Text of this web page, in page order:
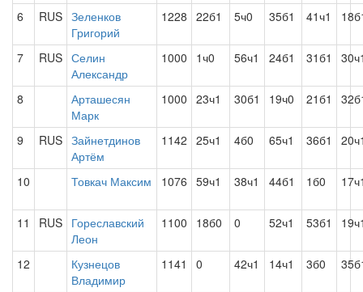
6 RUS Зеленков
Григорий
1228 22б1 5ч0 35б1 41ч1
7 RUS Селин
Александр
1000 1ч0 56ч1 24б1 31б1
8
Арташесян
Марк
1000 23ч1 30б1 19ч0 21б1
9 RUS Зайнетдинов
Артём
1142 25ч1 4б0 65ч1 36б1
10 Товкач Максим 1076 59ч1 38ч1 44б1 1б0
11 RUS Гореславский
Леон
1100 18б0 0 52ч1 53б1
12
Кузнецов
Владимир
1141 0 42ч1 14ч1 3б0